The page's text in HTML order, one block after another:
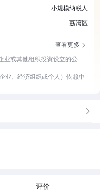
小规模纳税人
荔湾区
查看更多
业或其他组织投资设立的公
业、经济组织或个人）依照中
经营地址有严格的监管。可开
为进行监管，防止虚开发票等
值税销售额未超过规定标准
不能正确核算增值税的销项
销售额超过财政部、国家税务
评价